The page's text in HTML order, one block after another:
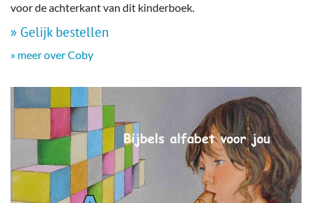
voor de achterkant van dit kinderboek.
» Gelijk bestellen
» meer over Coby